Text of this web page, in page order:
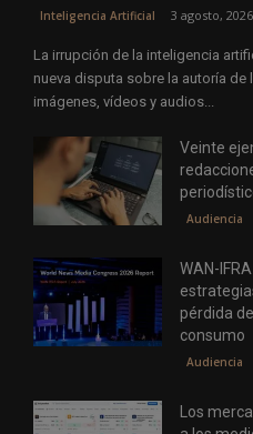
Inteligencia Artificial 3 agosto, 2026
La irrupción de la inteligencia
nueva disputa sobre la autoría
imágenes, vídeos y audios...
Veinte
Audiencia
WAN-
pérdida
consumo
Audiencia
Los